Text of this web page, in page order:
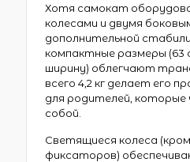
Хотя самокат
колесами и двумя
дополнительной
компактные размеры (63
ширину) облегчают
всего 4,2 кг делает его
для родителей, которые
собой.
Светящиеся колеса
фиксаторов)